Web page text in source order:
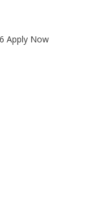
Apply Now